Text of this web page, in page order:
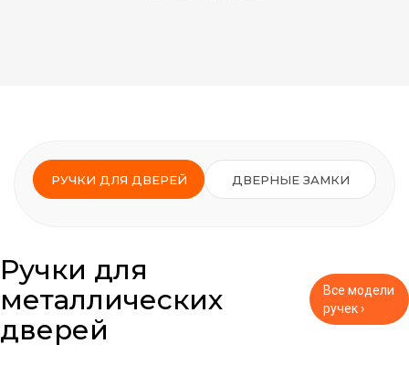
РУЧКИ ДЛЯ ДВЕРЕЙ ДВЕРНЫЕ ЗАМКИ
Ручки для
металлических
дверей
Все модели
ручек ›